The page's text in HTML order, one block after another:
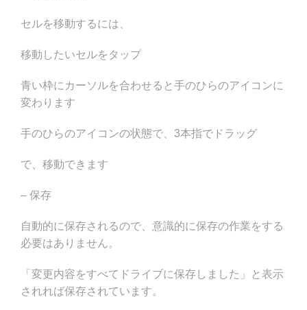
セルを移動するには、
移動したいセルをタップ
青い枠にカーソルを合わせると手のひらのアイコンに
変わります
手のひらのアイコンの状態で、3本指でドラッグ
で、移動できます
– 保存
自動的に保存されるので、意識的に保存の作業をする
必要はありません。
「変更内容をすべてドライブに保存しました」と表示
されれば保存されています。